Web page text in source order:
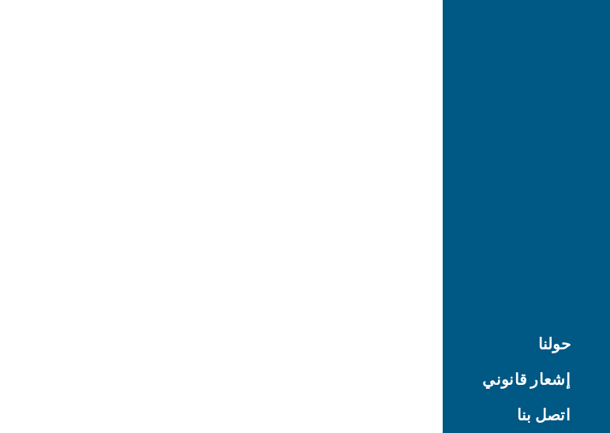
حولنا
إشعار قانوني
اتصل بنا